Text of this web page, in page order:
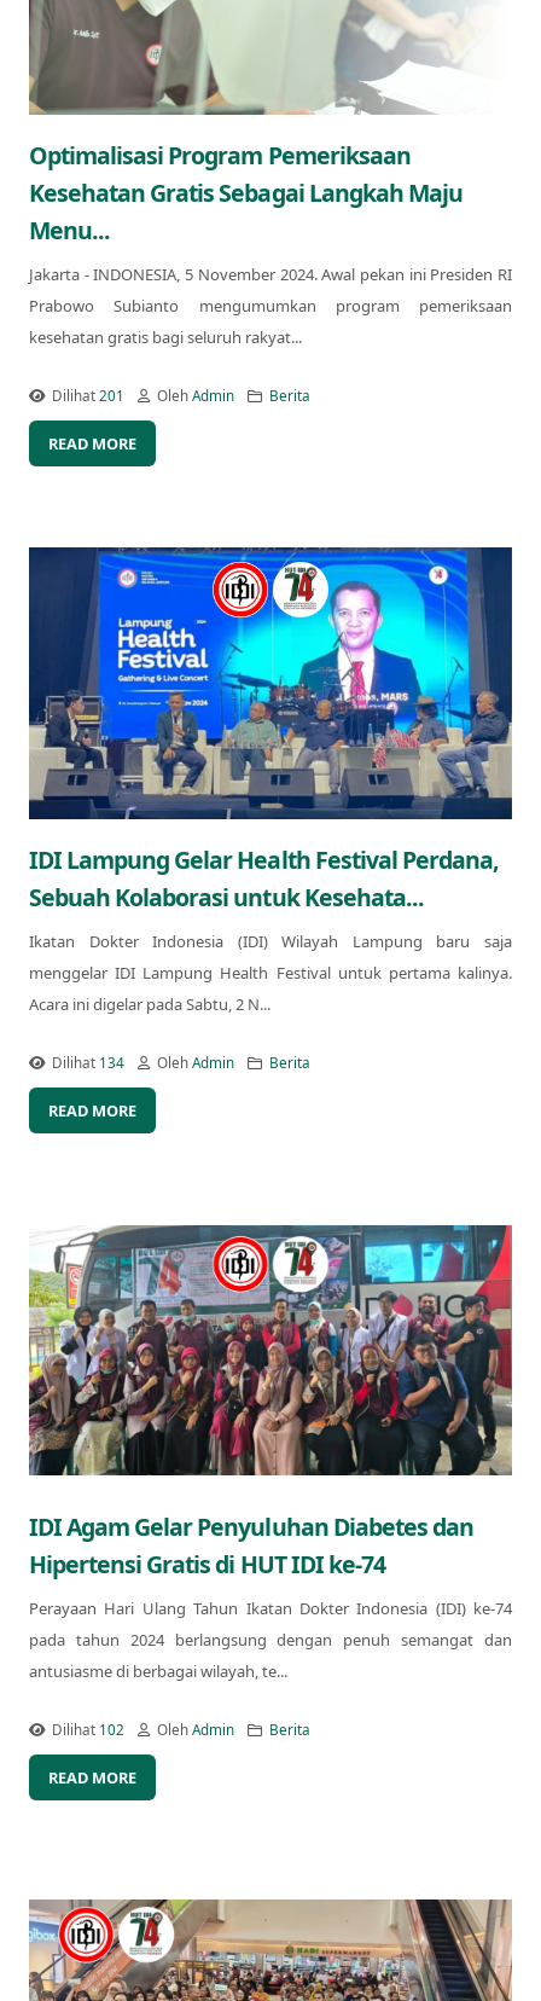
Optimalisasi Program Pemeriksaan
Kesehatan Gratis Sebagai Langkah Maju
Menu...
Jakarta - INDONESIA, 5 November 2024. Awal pekan ini Presiden RI
Prabowo Subianto mengumumkan program pemeriksaan
kesehatan gratis bagi seluruh rakyat...
Dilihat201 OlehAdmin Berita
READ MORE
IDI Lampung Gelar Health Festival Perdana,
Sebuah Kolaborasi untuk Kesehata...
Ikatan Dokter Indonesia (IDI) Wilayah Lampung baru saja
menggelar IDI Lampung Health Festival untuk pertama kalinya.
Acara ini digelar pada Sabtu, 2 N...
Dilihat 134 OlehAdmin Berita
READ MORE
IDI Agam Gelar Penyuluhan Diabetes dan
Hipertensi Gratis di HUT IDI ke-74
Perayaan Hari Ulang Tahun Ikatan Dokter Indonesia (IDI) ke-74
pada tahun 2024 berlangsung dengan penuh semangat dan
antusiasme di berbagai wilayah, te...
Dilihat 102 OlehAdmin Berita
READ MORE